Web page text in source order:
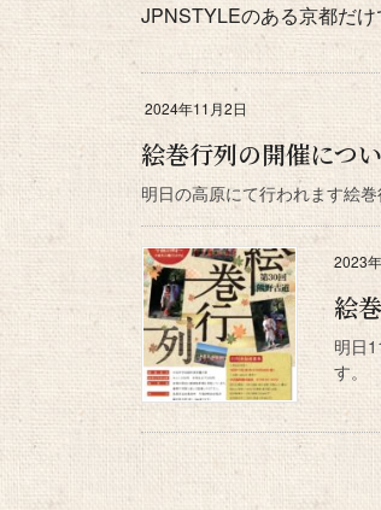
JPNSTYLEのある京都だけ
2024年11月2日
絵巻行列の開催につ
明日の高原にて行われます絵
2023
絵
明日
す。